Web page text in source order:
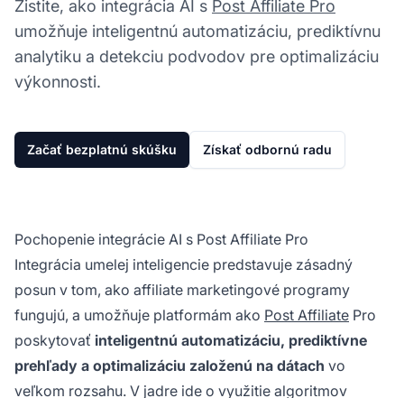
Zistite, ako integrácia AI s Post Affiliate Pro
umožňuje inteligentnú automatizáciu, prediktívnu
analytiku a detekciu podvodov pre optimalizáciu
výkonnosti.
Začať bezplatnú skúšku Získať odbornú radu
Pochopenie integrácie AI s Post Affiliate Pro
Integrácia umelej inteligencie predstavuje zásadný
posun v tom, ako affiliate marketingové programy
fungujú, a umožňuje platformám ako Post Affiliate Pro
poskytovať inteligentnú automatizáciu, prediktívne
prehľady a optimalizáciu založenú na dátach vo
veľkom rozsahu. V jadre ide o využitie algoritmov